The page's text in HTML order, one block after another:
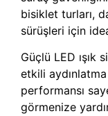
bisiklet turları,
sürüşleri için
Güçlü LED ışık
etkili
performansı
görmenize